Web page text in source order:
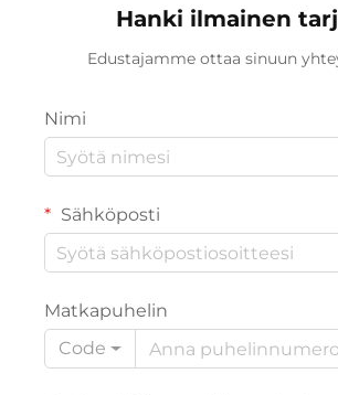
Hanki ilmainen
Edustajamme ottaa sinuun
Nimi
Sähköposti
Matkapuhelin
Code